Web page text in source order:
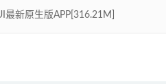
新原生版APP[316.21M]